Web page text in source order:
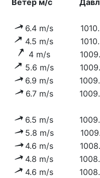
6.4 m/s
4.5 m/s
4 m/s
5.6 m/s
6.9 m/s
6.7 m/s
6.5 m/s
5.8 m/s
4.6 m/s
4.8 m/s
4.6 m/s